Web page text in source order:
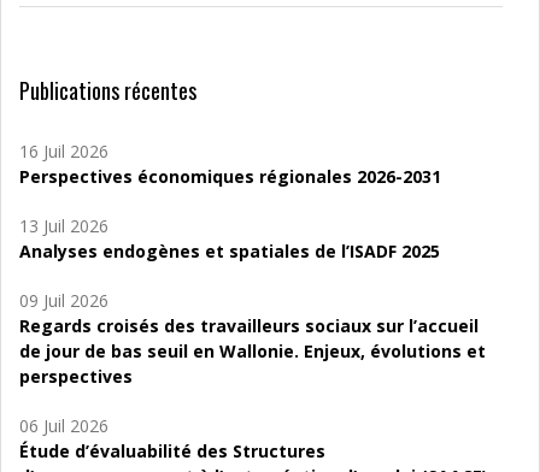
Publications récentes
16 Juil 2026
Perspectives économiques régionales 2026-2031
13 Juil 2026
Analyses endogènes et spatiales de l’ISADF 2025
09 Juil 2026
Regards croisés des travailleurs sociaux sur l’accueil
de jour de bas seuil en Wallonie. Enjeux, évolutions et
perspectives
06 Juil 2026
Étude d’évaluabilité des Structures